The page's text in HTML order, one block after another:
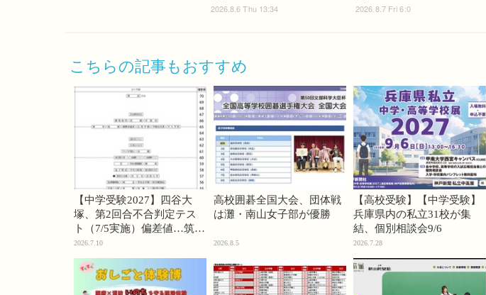
2026.8.6 Thu 13:34 2026.8.7 Fri 6:0
こちらの記事もおすすめ
【中学受験2027】四谷大
塚、第2回合不合判定テス
ト（7/5実施）偏差値…筑駒
74・桜蔭70＜PR＞
2026.7.10
高校囲碁全国大会、団体戦
は灘・南山女子部が優勝
2026.8.5
【高校受験】【中学受験】
兵庫県内の私立31校が集
結、個別相談会9/6
2026.7.28